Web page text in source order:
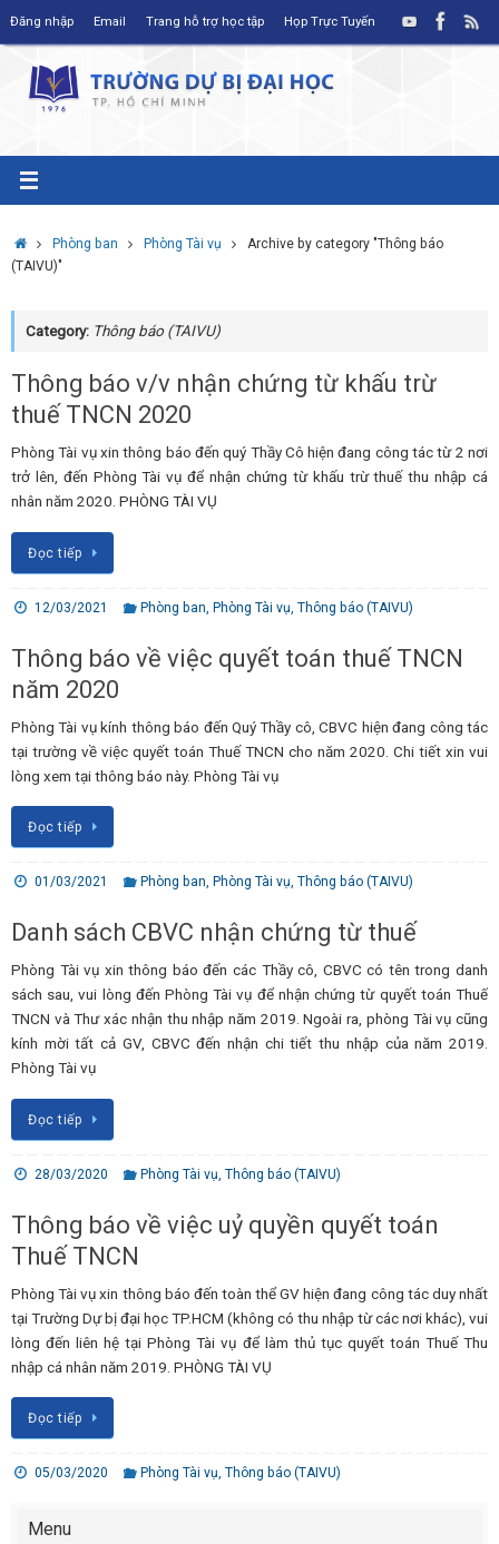
Đăng nhập Email Trang hỗ trợ học tập Họp Trực Tuyến
HomePhòng ban Phòng Tài vụ
Archive by category "Thông báo
(TAIVU)"
Category: Thông báo (TAIVU)
Thông báo v/v nhận chứng từ khấu trừ
thuế TNCN 2020
Phòng Tài vụ xin thông báo đến quý Thầy Cô hiện đang công tác từ 2 nơi
trở lên, đến Phòng Tài vụ để nhận chứng từ khấu trừ thuế thu nhập cá
nhân năm 2020. PHÒNG TÀI VỤ
Đọc tiếp
12/03/2021 Phòng ban ,Phòng Tài vụ ,Thông báo (TAIVU)
Thông báo về việc quyết toán thuế TNCN
năm 2020
Phòng Tài vụ kính thông báo đến Quý Thầy cô, CBVC hiện đang công tác
tại trường về việc quyết toán Thuế TNCN cho năm 2020. Chi tiết xin vui
lòng xem tại thông báo này. Phòng Tài vụ
Đọc tiếp
01/03/2021 Phòng ban, Phòng Tài vụ,Thông báo (TAIVU)
Danh sách CBVC nhận chứng từ thuế
Phòng Tài vụ xin thông báo đến các Thầy cô, CBVC có tên trong danh
sách sau, vui lòng đến Phòng Tài vụ để nhận chứng từ quyết toán Thuế
TNCN và Thư xác nhận thu nhập năm 2019. Ngoài ra, phòng Tài vụ cũng
kính mời tất cả GV, CBVC đến nhận chi tiết thu nhập của năm 2019.
Phòng Tài vụ
Đọc tiếp
28/03/2020 Phòng Tài vụ ,Thông báo (TAIVU)
Thông báo về việc uỷ quyền quyết toán
Thuế TNCN
Phòng Tài vụ xin thông báo đến toàn thể GV hiện đang công tác duy nhất
tại Trường Dự bị đại học TP.HCM (không có thu nhập từ các nơi khác), vui
lòng đến liên hệ tại Phòng Tài vụ để làm thủ tục quyết toán Thuế Thu
nhập cá nhân năm 2019. PHÒNG TÀI VỤ
Đọc tiếp
05/03/2020 Phòng Tài vụ,Thông báo (TAIVU)
Menu